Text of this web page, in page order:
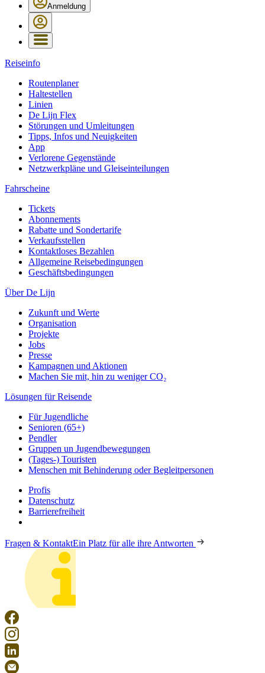
Anmeldung
Reiseinfo
Routenplaner
Haltestellen
Linien
De Lijn Flex
Störungen und Umleitungen
Tipps, Infos und Neuigkeiten
App
Verlorene Gegenstände
Netzwerkpläne und Gleiseinteilungen
Fahrscheine
Tickets
Abonnements
Rabatte und Sondertarife
Verkaufsstellen
Kontaktloses Bezahlen
Allgemeine Reisebedingungen
Geschäftsbedingungen
Über De Lijn
Zukunft und Werte
Organisation
Projekte
Jobs
Presse
Kampagnen und Aktionen
Machen Sie mit, hin zu weniger CO₂
Lösungen für Reisende
Für Jugendliche
Senioren (65+)
Pendler
Gruppen un Jugendbewegungen
(Tages-) Touristen
Menschen mit Behinderung oder Begleitpersonen
Profis
Datenschutz
Barrierefreiheit
Fragen & KontaktEin Platz für alle ihre Antworten